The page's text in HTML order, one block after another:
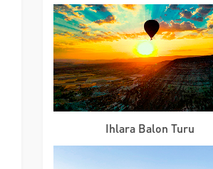
Ihlara Balon Turu